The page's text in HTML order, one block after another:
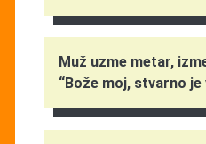
Muž uzme metar,
“Bože moj, stvarno